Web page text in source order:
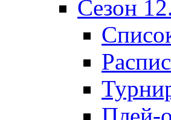
Сезон